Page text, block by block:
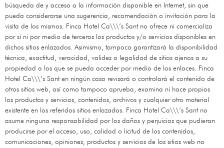
búsqueda de y acceso a la información disponible en Internet, sin que
pueda considerarse una sugerencia, recomendación o invitación para la
visita de los mismos. Finca Hotel Ca\\\’s Santno ofrece ni comercializa
por sí ni por medio de terceros los productos y/o servicios disponibles en
dichos sitios enlazados. Asimismo, tampoco garantizará la disponibilidad
técnica, exactitud, veracidad, validez o legalidad de sitios ajenos a su
propiedad a los que se pueda acceder por medio de los enlaces. Finca
Hotel Ca\\\’s Santen ningún caso revisará o controlará el contenido de
otros sitios web, así como tampoco aprueba, examina ni hace propios
los productos y servicios, contenidos, archivos y cualquier otro material
existente en los referidos sitios enlazados. Finca Hotel Ca\\\’s Santno
asume ninguna responsabilidad por los daños y perjuicios que pudieran
producirse por el acceso, uso, calidad o licitud de los contenidos,
comunicaciones, opiniones, productos y servicios de los sitios web no